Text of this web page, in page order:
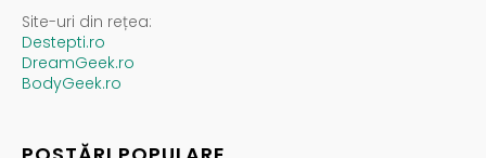
Site-uri din rețea:
Destepti.ro
DreamGeek.ro
BodyGeek.ro